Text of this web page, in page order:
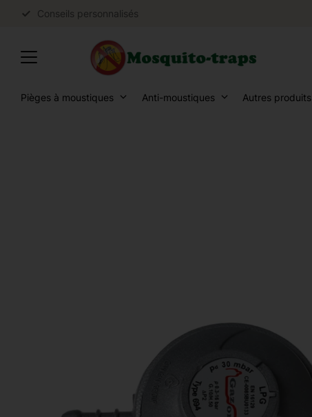
Conseils personnalisés
Pièges à moustiques Anti-moustiques Autres produits